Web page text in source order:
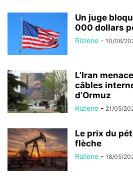
Un juge
000 dollars
Rizlene - 10/06/
L’Iran
câbles
d’Ormuz
Rizlene - 21/05/
Le prix du
flèche
Rizlene - 18/05/